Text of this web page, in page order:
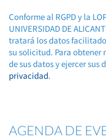
Conforme al RGPD y la
UNIVERSIDAD DE
tratará los datos
su solicitud. Para
de sus datos y ejercer sus
privacidad.
AGENDA DE